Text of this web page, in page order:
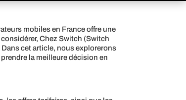
mobiles en France offre une
Chez Switch (Switch
Dans cet article, nous explorerons
la meilleure décision en